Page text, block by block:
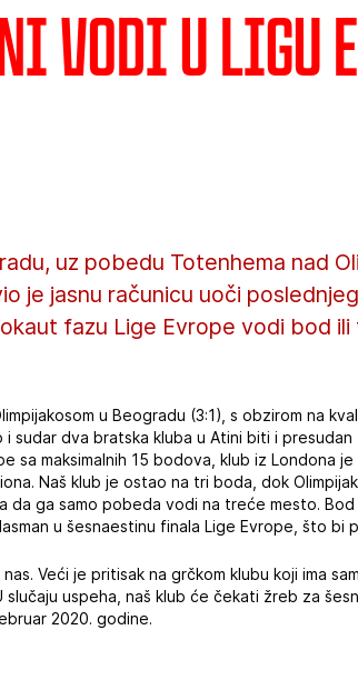
vodi u Ligu
uz pobedu Totenhema nad
je jasnu računicu uoči
fazu Lige Evrope vodi bod ili
u Beogradu (3:1), s obzirom na
sudar dva bratska kluba u Atini biti i
sa maksimalnih 15 bodova, klub iz Londona
Naš klub je ostao na tri boda, dok
da ga samo pobeda vodi na treće mesto.
u šesnaestinu finala Lige Evrope, što bi
Veći je pritisak na grčkom klubu koji ima
slučaju uspeha, naš klub će čekati žreb za
2020. godine.